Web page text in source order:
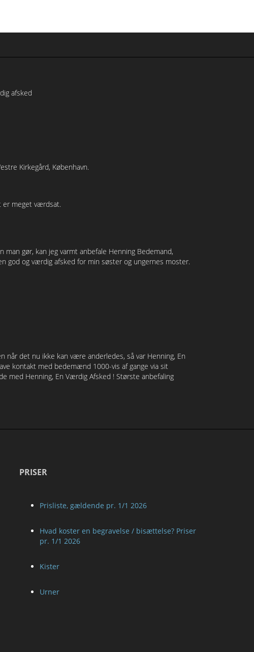
afsked
Kirkegård, København.
er meget værdsat.
gør, kan jeg varmt anbefale Henning Bedemand,
god og værdig afsked for min søster og ungernes moster.
når det nu ikke kan være anderledes, så var Henning, En
kontakt med bedemænd 1000-vis af gange via sit
med Henning, En Værdig Afsked ! Største anbefaling
PRISER
Prisliste, gældende pr. 1/1 2026
Hvad koster en begravelse / bisættelse? Priser
pr. 1/1 2026
Kister
Urner